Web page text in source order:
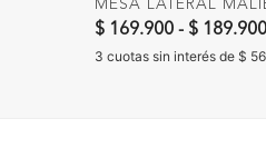
MESA LATERAL
$ 169.900 - $ 189.900
3 cuotas sin interés de $